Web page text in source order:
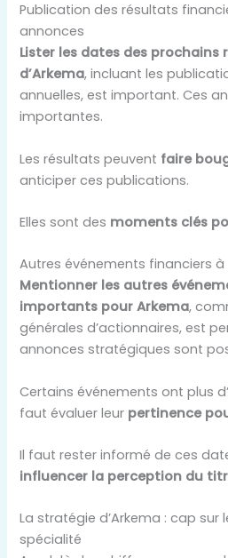
Publication des résultats
annonces
Lister les dates des
d’Arkema, incluant les
annuelles, est important. Ces
importantes.
Les résultats peuvent faire
anticiper ces publications.
Elles sont des moments clés
Autres événements financiers
Mentionner les autres
importants pour Arkema,
générales d’actionnaires, est
annonces stratégiques sont
Certains événements ont plus
faut évaluer leur pertinence
Il faut rester informé de ces
influencer la perception du
La stratégie d’Arkema : cap sur
spécialité